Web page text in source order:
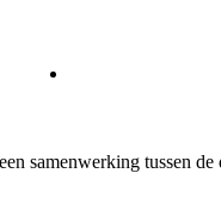
samenwerking tussen